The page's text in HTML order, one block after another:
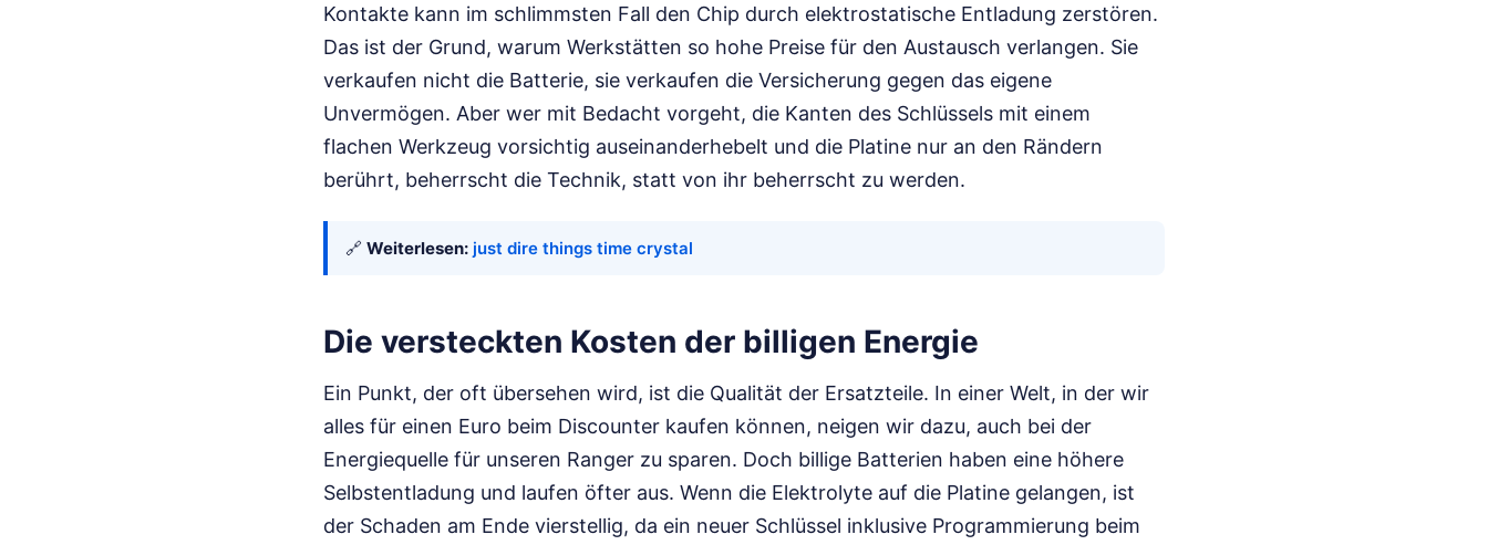
Kontakte kann im schlimmsten Fall den Chip durch elektrostatische Entladung zerstören.
Das ist der Grund, warum Werkstätten so hohe Preise für den Austausch verlangen. Sie
verkaufen nicht die Batterie, sie verkaufen die Versicherung gegen das eigene
Unvermögen. Aber wer mit Bedacht vorgeht, die Kanten des Schlüssels mit einem
flachen Werkzeug vorsichtig auseinanderhebelt und die Platine nur an den Rändern
berührt, beherrscht die Technik, statt von ihr beherrscht zu werden.
🔗 Weiterlesen: just dire things time crystal
Die versteckten Kosten der billigen Energie
Ein Punkt, der oft übersehen wird, ist die Qualität der Ersatzteile. In einer Welt, in der wir
alles für einen Euro beim Discounter kaufen können, neigen wir dazu, auch bei der
Energiequelle für unseren Ranger zu sparen. Doch billige Batterien haben eine höhere
Selbstentladung und laufen öfter aus. Wenn die Elektrolyte auf die Platine gelangen, ist
der Schaden am Ende vierstellig, da ein neuer Schlüssel inklusive Programmierung beim